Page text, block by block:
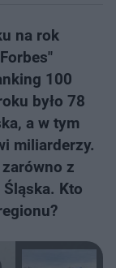
na rok
100
było 78
a w tym
miliarderzy.
z
Śląska. Kto